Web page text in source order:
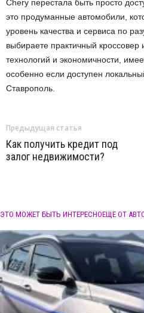
Chery перестала быть просто
это продуманные автомобили,
уровень качества и сервиса по
выбираете практичный кроссовер
технологий и экономичности,
особенно если доступен
Ставрополь.
Предыдущая статья
Как получить кредит под
залог недвижимости?
ЭТО МОЖЕТ БЫТЬ ИНТЕРЕСНОЕЩЕ ОТ